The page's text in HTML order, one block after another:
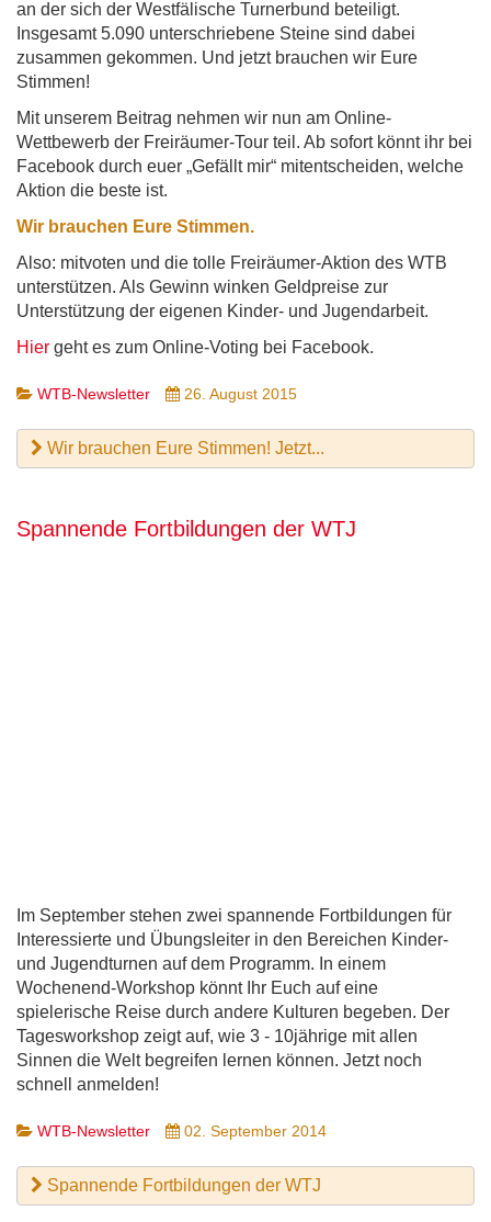
an der sich der Westfälische Turnerbund beteiligt.
Insgesamt 5.090 unterschriebene Steine sind dabei
zusammen gekommen. Und jetzt brauchen wir Eure
Stimmen!
Mit unserem Beitrag nehmen wir nun am Online-
Wettbewerb der Freiräumer-Tour teil. Ab sofort könnt ihr bei
Facebook durch euer „Gefällt mir“ mitentscheiden, welche
Aktion die beste ist.
Wir brauchen Eure Stimmen.
Also: mitvoten und die tolle Freiräumer-Aktion des WTB
unterstützen. Als Gewinn winken Geldpreise zur
Unterstützung der eigenen Kinder- und Jugendarbeit.
Hier geht es zum Online-Voting bei Facebook.
WTB-Newsletter 26. August 2015
Wir brauchen Eure Stimmen! Jetzt...
Spannende Fortbildungen der WTJ
Im September stehen zwei spannende Fortbildungen für
Interessierte und Übungsleiter in den Bereichen Kinder-
und Jugendturnen auf dem Programm. In einem
Wochenend-Workshop könnt Ihr Euch auf eine
spielerische Reise durch andere Kulturen begeben. Der
Tagesworkshop zeigt auf, wie 3 - 10jährige mit allen
Sinnen die Welt begreifen lernen können. Jetzt noch
schnell anmelden!
WTB-Newsletter 02. September 2014
Spannende Fortbildungen der WTJ